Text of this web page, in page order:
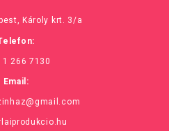
Károly krt. 3/a
1 266 7130
Email: